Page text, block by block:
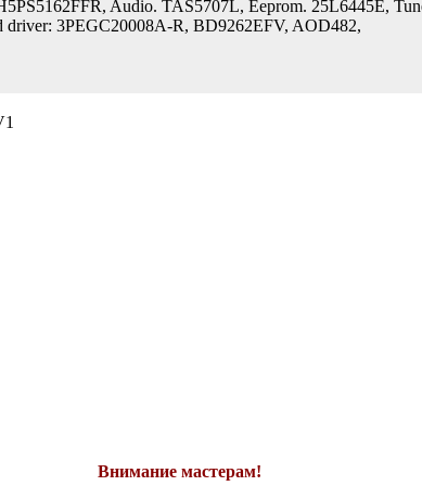
Audio. TAS5707L, Eeprom. 25L6445E,
3PEGC20008A-R, BD9262EFV, AOD482,
Внимание мастерам!